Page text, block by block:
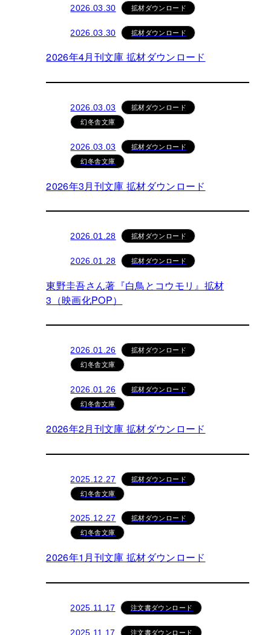
2026.03.30 拡材ダウンロード
2026.03.30 拡材ダウンロード
2026年4月刊文庫 拡材ダウンロード
2026.03.03
拡材ダウンロード
幻冬舎文庫
2026.03.03
拡材ダウンロード
幻冬舎文庫
2026年3月刊文庫 拡材ダウンロード
2026.01.28 拡材ダウンロード
2026.01.28 拡材ダウンロード
東野圭吾さん著『白鳥とコウモリ』拡材
3（映画化POP）
2026.01.26
拡材ダウンロード
幻冬舎文庫
2026.01.26
拡材ダウンロード
幻冬舎文庫
2026年2月刊文庫 拡材ダウンロード
2025.12.27
拡材ダウンロード
幻冬舎文庫
2025.12.27
拡材ダウンロード
幻冬舎文庫
2026年1月刊文庫 拡材ダウンロード
2025.11.17 注文書ダウンロード
2025.11.17 注文書ダウンロード